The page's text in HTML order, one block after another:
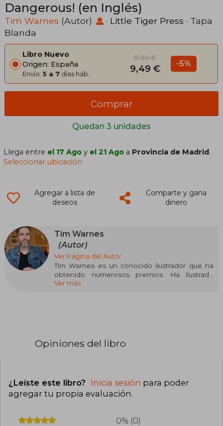
Dangerous! (en Inglés)
Tim Warnes (Autor) · Little Tiger Press · Tapa
Blanda
Libro Nuevo
Origen: España
Envío: 5 a 7 días háb.
9,99 €
9,49 € -5%
Quedan 3 unidades
Comprar
Llega entre el 17 Ago y el 21 Ago a Provincia de Madrid.
Seleccionar ubicación
Agregar a lista de
deseos
Comparte y gana
dinero
Tim Warnes
(Autor)
Ver Página del Autor
Tim Warnes es un conocido ilustrador que ha
obtenido numerosos premios. Ha ilustrado
cerca de ochenta álbumes infantiles que se han
Ver más
Opiniones del libro
¿Leíste este libro? Inicia sesión para poder
agregar tu propia evaluación.
0% (0)